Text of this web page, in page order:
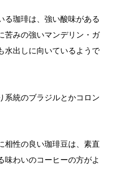
る珈琲は、強い酸味がある
苦みの強いマンデリン・ガ
水出しに向いているようで
系統のブラジルとかコロン
相性の良い珈琲豆は、素直
味わいのコーヒーの方がよ